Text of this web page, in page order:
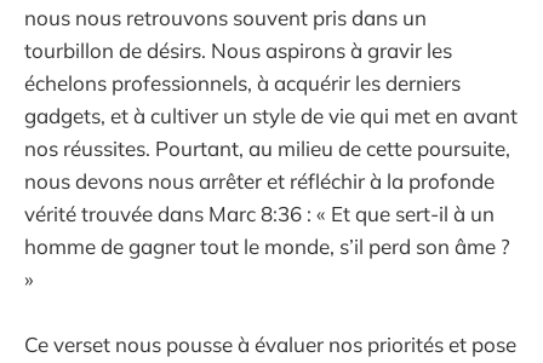
nous nous retrouvons souvent pris dans un
tourbillon de désirs. Nous aspirons à gravir les
échelons professionnels, à acquérir les derniers
gadgets, et à cultiver un style de vie qui met en avant
nos réussites. Pourtant, au milieu de cette poursuite,
nous devons nous arrêter et réfléchir à la profonde
vérité trouvée dans Marc 8:36 : « Et que sert-il à un
homme de gagner tout le monde, s’il perd son âme ?
»
Ce verset nous pousse à évaluer nos priorités et pose